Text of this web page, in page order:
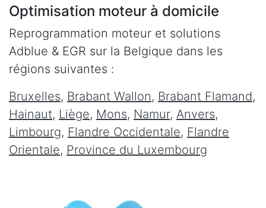
Optimisation moteur à domicile
Reprogrammation moteur et solutions
Adblue & EGR sur la Belgique dans les
régions suivantes :
Bruxelles, Brabant Wallon, Brabant Flamand,
Hainaut, Liège, Mons, Namur, Anvers,
Limbourg, Flandre Occidentale, Flandre
Orientale, Province du Luxembourg